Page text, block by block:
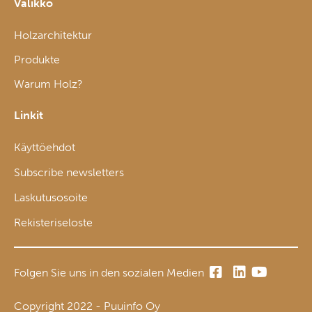
Valikko
Holzarchitektur
Produkte
Warum Holz?
Linkit
Käyttöehdot
Subscribe newsletters
Laskutusosoite
Rekisteriseloste
Folgen Sie uns in den sozialen Medien
Copyright 2022 - Puuinfo Oy